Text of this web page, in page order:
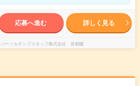
応募へ進む 詳しく見る
パーソルテンプスタッフ株式会社 首都圏